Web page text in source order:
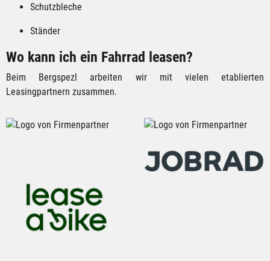
Schutzbleche
Ständer
Wo kann ich ein Fahrrad leasen?
Beim Bergspezl arbeiten wir mit vielen etablierten
Leasingpartnern zusammen.